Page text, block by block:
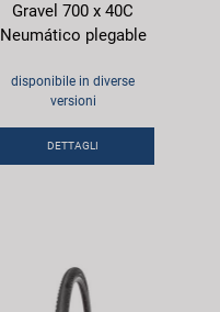
Gravel 700 x 40C
Neumático plegable
disponibile in diverse
versioni
DETTAGLI